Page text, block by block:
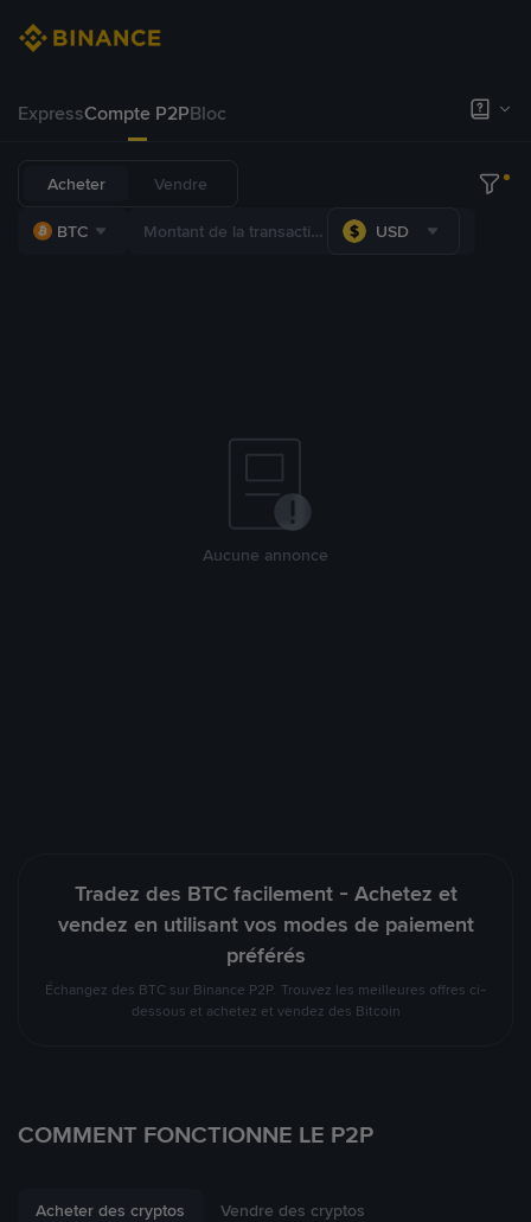
ExpressCompte P2PBloc
Acheter Vendre
BTC USD
Aucune annonce
Tradez des BTC facilement - Achetez et
vendez en utilisant vos modes de paiement
préférés
Échangez des BTC sur Binance P2P. Trouvez les meilleures offres ci-
dessous et achetez et vendez des Bitcoin
COMMENT FONCTIONNE LE P2P
Acheter des cryptos Vendre des cryptos